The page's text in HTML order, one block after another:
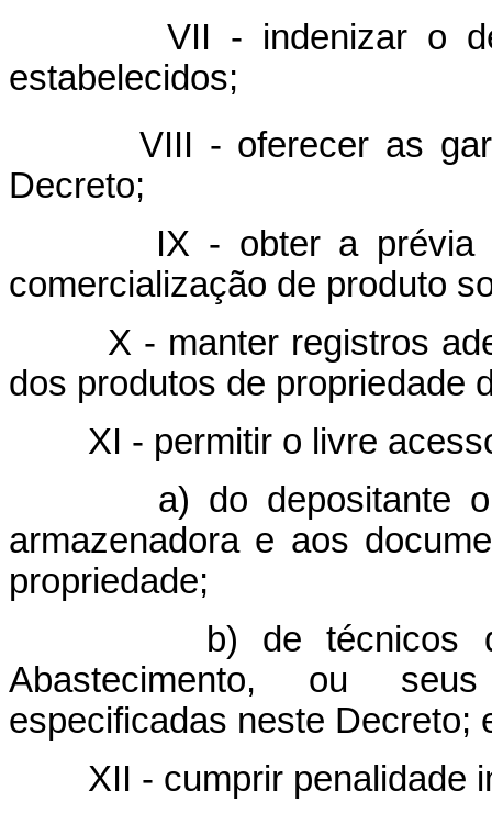
VII - indenizar o
estabelecidos;
VIII - oferecer as
Decreto;
IX - obter a prévia
comercialização de produto
X - manter registros
dos produtos de propriedade
XI - permitir o livre
a) do depositante ou
armazenadora e aos
propriedade;
b) de técnicos do
Abastecimento, ou
especificadas neste Decreto;
XII - cumprir penalidade